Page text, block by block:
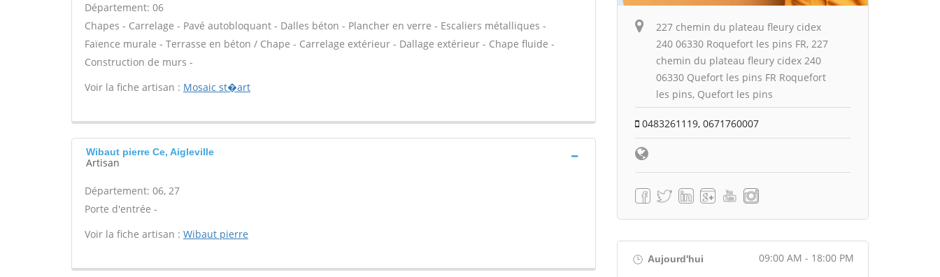
Département: 06
Chapes - Carrelage - Pavé autobloquant - Dalles béton - Plancher en verre - Escaliers métalliques -
Faïence murale - Terrasse en béton / Chape - Carrelage extérieur - Dallage extérieur - Chape fluide -
Construction de murs -
Voir la fiche artisan : Mosaic st�art
Wibaut pierre Ce, Aigleville
Artisan
Département: 06, 27
Porte d'entrée -
Voir la fiche artisan : Wibaut pierre
227 chemin du plateau fleury cidex
240 06330 Roquefort les pins FR, 227
chemin du plateau fleury cidex 240
06330 Quefort les pins FR Roquefort
les pins, Quefort les pins
0483261119, 0671760007
Aujourd'hui 09:00 AM - 18:00 PM